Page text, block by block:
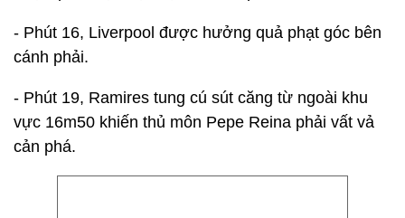
- Phút 16, Liverpool được hưởng quả phạt góc bên
cánh phải.
- Phút 19, Ramires tung cú sút căng từ ngoài khu
vực 16m50 khiến thủ môn Pepe Reina phải vất vả
cản phá.